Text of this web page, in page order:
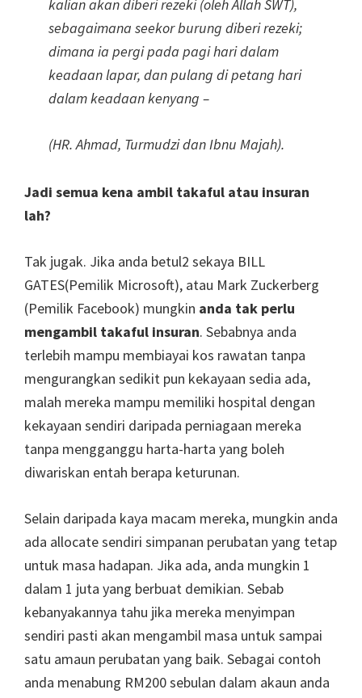
kalian akan diberi rezeki (oleh Allah SWT),
sebagaimana seekor burung diberi rezeki;
dimana ia pergi pada pagi hari dalam
keadaan lapar, dan pulang di petang hari
dalam keadaan kenyang –
(HR. Ahmad, Turmudzi dan Ibnu Majah).
Jadi semua kena ambil takaful atau insuran
lah?
Tak jugak. Jika anda betul2 sekaya BILL
GATES(Pemilik Microsoft), atau Mark Zuckerberg
(Pemilik Facebook) mungkin anda tak perlu
mengambil takaful insuran. Sebabnya anda
terlebih mampu membiayai kos rawatan tanpa
mengurangkan sedikit pun kekayaan sedia ada,
malah mereka mampu memiliki hospital dengan
kekayaan sendiri daripada perniagaan mereka
tanpa mengganggu harta-harta yang boleh
diwariskan entah berapa keturunan.
Selain daripada kaya macam mereka, mungkin anda
ada allocate sendiri simpanan perubatan yang tetap
untuk masa hadapan. Jika ada, anda mungkin 1
dalam 1 juta yang berbuat demikian. Sebab
kebanyakannya tahu jika mereka menyimpan
sendiri pasti akan mengambil masa untuk sampai
satu amaun perubatan yang baik. Sebagai contoh
anda menabung RM200 sebulan dalam akaun anda